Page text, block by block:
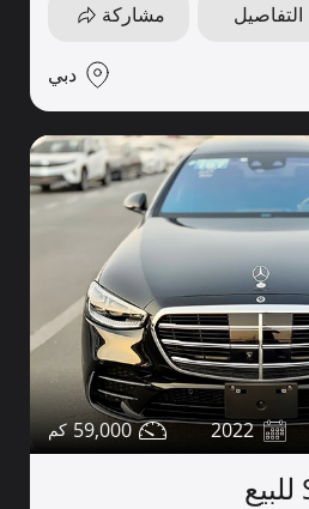
التفاصيل مشاركة
دبي
2022
59,000